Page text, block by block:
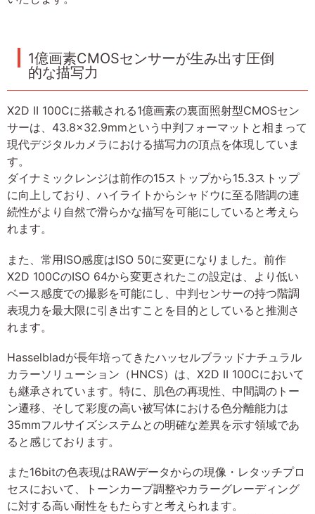
1億画素CMOSセンサーが生み出す圧倒
的な描写力
X2D II 100Cに搭載される1億画素の裏面照射型CMOSセン
サーは、43.8×32.9mmという中判フォーマットと相まって
現代デジタルカメラにおける描写力の頂点を体現していま
す。
ダイナミックレンジは前作の15ストップから15.3ストップ
に向上しており、ハイライトからシャドウに至る階調の連
続性がより自然で滑らかな描写を可能にしていると考えら
れます。
また、常用ISO感度はISO 50に変更になりました。前作
X2D 100CのISO 64から変更されたこの設定は、より低い
ベース感度での撮影を可能にし、中判センサーの持つ階調
表現力を最大限に引き出すことを目的としていると推測さ
れます。
Hasselbladが長年培ってきたハッセルブラッドナチュラル
カラーソリューション（HNCS）は、X2D II 100Cにおいて
も継承されています。特に、肌色の再現性、中間調のトー
ン遷移、そして彩度の高い被写体における色分離能力は
35mmフルサイズシステムとの明確な差異を示す領域であ
ると感じております。
また16bitの色表現はRAWデータからの現像・レタッチプロ
セスにおいて、トーンカーブ調整やカラーグレーディング
に対する高い耐性をもたらすと考えられます。